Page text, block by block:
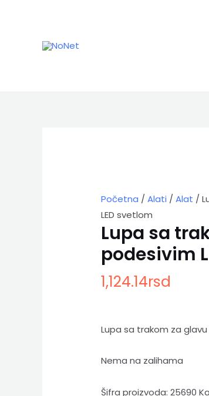
Početna /Alati /Alat /
LED svetlom
Lupa sa
podesivim
1,124.14rsd
Lupa sa trakom za
Nema na zalihama
Šifra proizvoda:25690